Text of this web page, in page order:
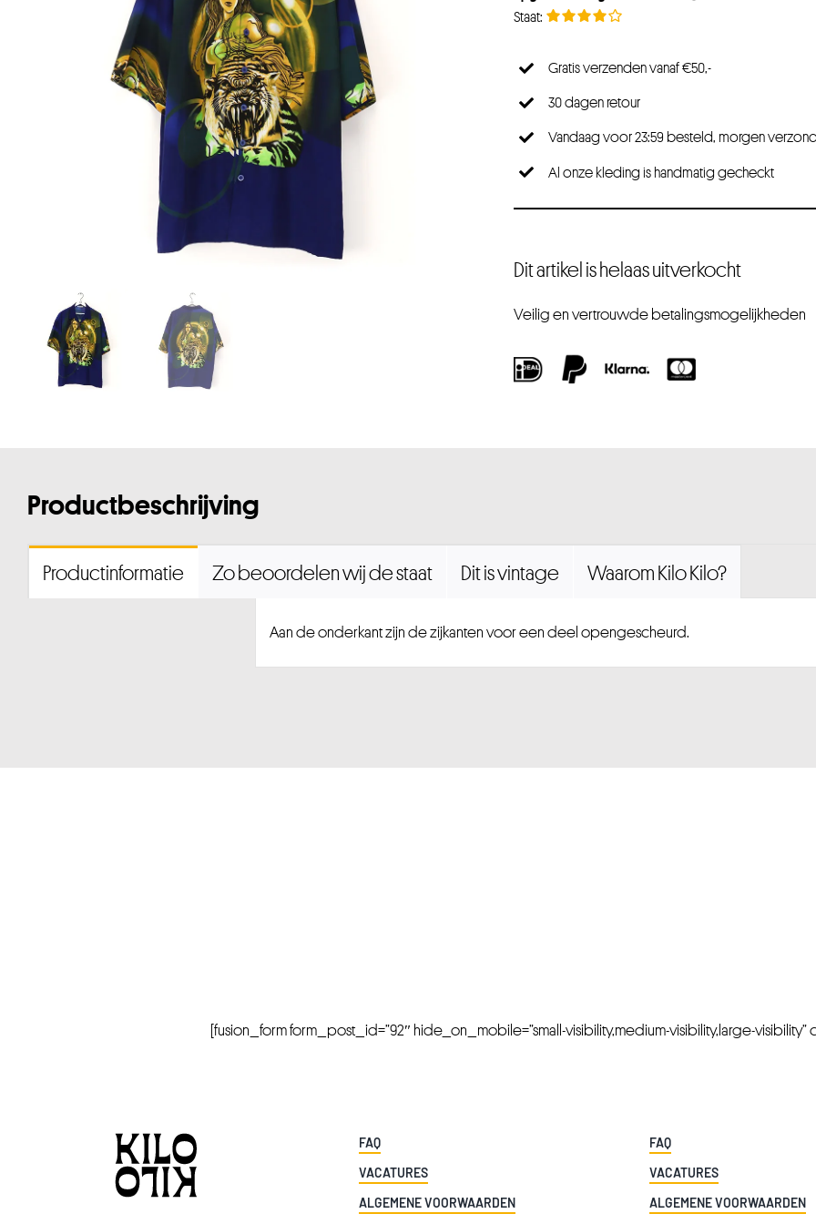
Gratis verzenden vanaf €50,-
30 dagen retour
Vandaag voor 23:59 besteld, morgen
Al onze kleding is handmatig gecheckt
Dit artikel is helaas uitverkocht
Veilig en vertrouwde betalingsmogelijkheden
Productbeschrijving
Productinformatie Zo beoordelen wij de staat Dit is vintage Waarom Kilo Kilo?
Aan de onderkant zijn de zijkanten voor een deel opengescheurd.
[fusion_form form_post_id=”92″ hide_on_mobile=”small-visibility,medium-visibility,large-visibility”
FAQ
VACATURES
ALGEMENE VOORWAARDEN
FAQ
VACATURES
ALGEMENE VOORWAARDEN